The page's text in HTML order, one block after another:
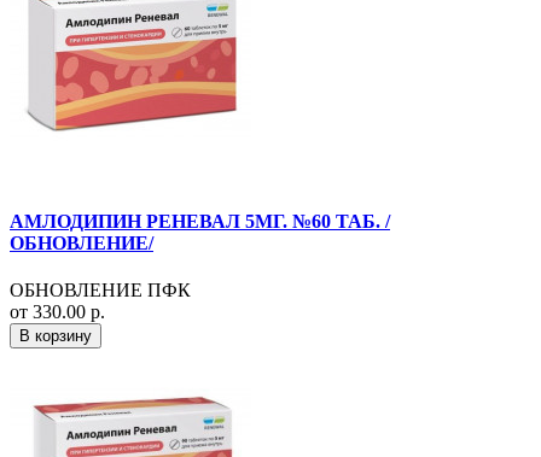
АМЛОДИПИН РЕНЕВАЛ 5МГ. №60 ТАБ. /
ОБНОВЛЕНИЕ/
ОБНОВЛЕНИЕ ПФК
от 330.00 р.
В корзину